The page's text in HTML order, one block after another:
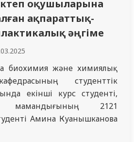
оқушыларына
ақпараттық-
әңгіме
биохимия және химиялық
студенттік
екінші курс студенті,
мамандығының 2121
Амина Куанышканова
Н.Г. Чернышев